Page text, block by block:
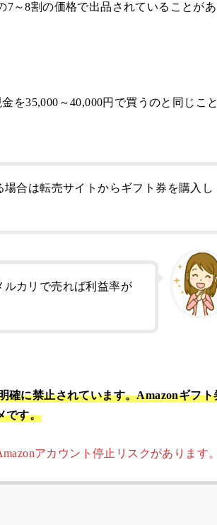
7～8割の価格で出品されていることがあ
を35,000～40,000円で買うのと同じこ
場合は転売サイトからギフト券を購入し
ルカリで売れば利益率が
確に禁止されています。Amazonギフト
です。
アカウント停止リスクがあります。